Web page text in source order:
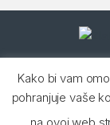
o
Kako bi vam
pohranjuje vaše